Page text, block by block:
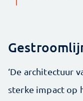
‘De architectuur
sterke impact op